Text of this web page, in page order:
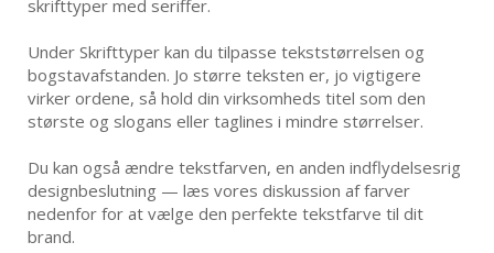
skrifttyper med seriffer.
Under Skrifttyper kan du tilpasse tekststørrelsen og
bogstavafstanden. Jo større teksten er, jo vigtigere
virker ordene, så hold din virksomheds titel som den
største og slogans eller taglines i mindre størrelser.
Du kan også ændre tekstfarven, en anden indflydelsesrig
designbeslutning — læs vores diskussion af farver
nedenfor for at vælge den perfekte tekstfarve til dit
brand.